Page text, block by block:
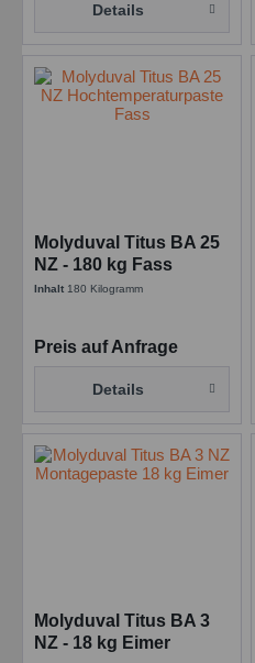
Details
Molyduval Titus BA 25
NZ - 180 kg Fass
Montagepasten für
Inhalt 180 Kilogramm
Preis auf Anfrage
Details
Molyduval Titus BA 3
NZ - 18 kg Eimer